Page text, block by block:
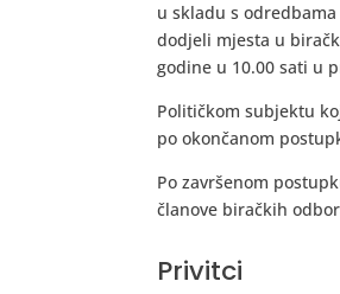
u skladu s
dodjeli mjesta u
godine u 10.00 sati u
Političkom subjektu
po okončanom
Po završenom
članove biračkih
Privitci